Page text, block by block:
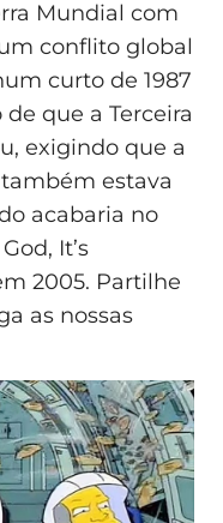
Mundial com
conflito global
curto de 1987
que a Terceira
exigindo que a
estava
acabaria no
It’s
2005. Partilhe
as nossas